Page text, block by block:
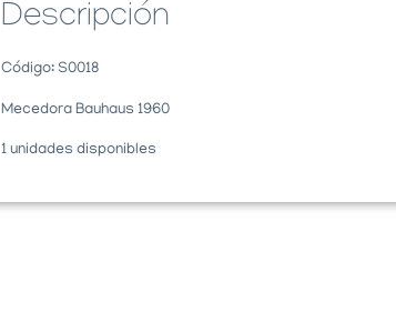
Descripción
Código: S0018
Mecedora Bauhaus 1960
1 unidades disponibles